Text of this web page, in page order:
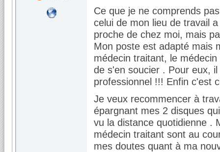
Ce que je ne comprends
celui de mon lieu de travail
proche de chez moi, mais
Mon poste est adapté mais
médecin traitant, le
de s'en soucier . Pour eux,
professionnel !!! Enfin c'est
Je veux recommencer à
épargnant mes 2 disques
vu la distance quotidienne .
médecin traitant sont au
mes doutes quant à ma